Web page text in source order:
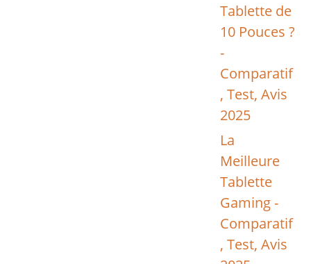
Tablette de
10 Pouces ?
-
Comparatif
, Test, Avis
2025
La
Meilleure
Tablette
Gaming -
Comparatif
, Test, Avis